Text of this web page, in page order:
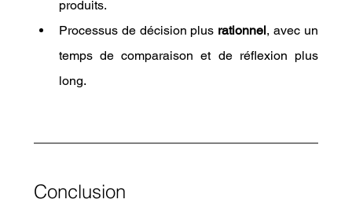
produits.
Processus de décision plus rationnel, avec un
temps de comparaison et de réflexion plus
long.
Conclusion